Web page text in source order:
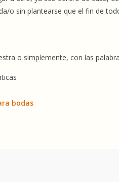
o sin plantearse que el fin de
o simplemente, con las
bodas